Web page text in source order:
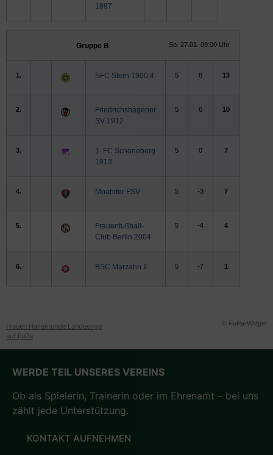
1897
Gruppe B So. 27.01. 09:00 Uhr
1. SFC Stern 1900 II 5 8 13
2.
Friedrichshagener
SV 1912
5 6 10
3.
1. FC Schöneberg
1913
5 0 7
4. Moabiter FSV 5 -3 7
5.
Frauenfußball-
Club Berlin 2004
5 -4 4
6. BSC Marzahn II 5 -7 1
© FuPa-Widget
Frauen Hallenrunde Landesliga
auf FuPa
WERDE TEIL UNSERES VEREINS
Ob als Spielerin, Trainerin oder im Ehrenamt – bei uns
zählt jede Unterstützung.
KONTAKT AUFNEHMEN